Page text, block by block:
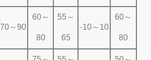
70～90
60～
80
55～
65
-10～10
60～
80